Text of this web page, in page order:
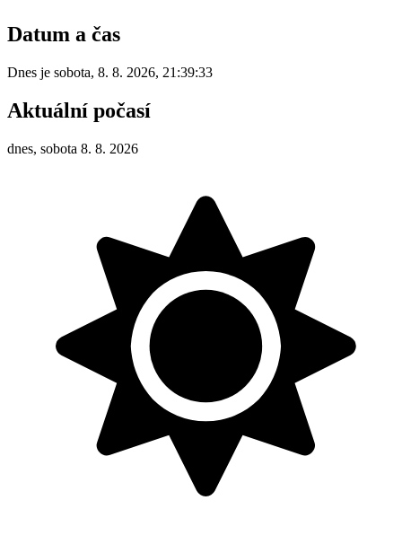
Datum a čas
Dnes je sobota, 8. 8. 2026, 21:39:33
Aktuální počasí
dnes, sobota 8. 8. 2026